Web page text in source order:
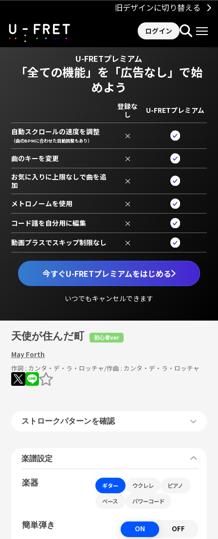
旧デザインに切り替える
ログイン
U-FRETプレミアム
「全ての機能」を 「広告なし」で始
めよう
今すぐU-FRETプレミアムをはじめる
いつでもキャンセルできます
登録な
し
U-FRETプレミアム
自動スクロールの速度を調整
（曲のBPMに合わせた自動調整もあり） ×
曲のキーを変更 ×
お気に入りに上限なしで曲を追
加
×
メトロノームを使用 ×
コード譜を自分用に編集 ×
動画プラスでスキップ制限なし ×
天使が住んだ町 初心者ver
May Forth
作詞 : カンタ・デ・ラ・ロッチャ/作曲 : カンタ・デ・ラ・ロッチャ
ストロークパターンを確認
楽譜設定
楽器 ギター ウクレレ ピアノ
ベース パワーコード
簡単弾き ON OFF